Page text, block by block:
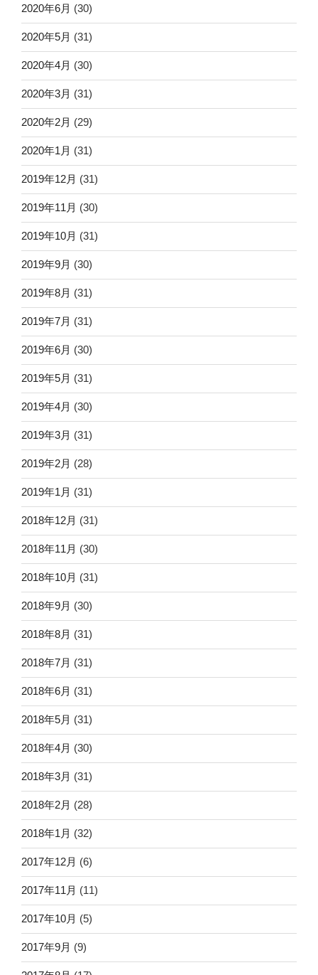
2020年6月 (30)
2020年5月 (31)
2020年4月 (30)
2020年3月 (31)
2020年2月 (29)
2020年1月 (31)
2019年12月 (31)
2019年11月 (30)
2019年10月 (31)
2019年9月 (30)
2019年8月 (31)
2019年7月 (31)
2019年6月 (30)
2019年5月 (31)
2019年4月 (30)
2019年3月 (31)
2019年2月 (28)
2019年1月 (31)
2018年12月 (31)
2018年11月 (30)
2018年10月 (31)
2018年9月 (30)
2018年8月 (31)
2018年7月 (31)
2018年6月 (31)
2018年5月 (31)
2018年4月 (30)
2018年3月 (31)
2018年2月 (28)
2018年1月 (32)
2017年12月 (6)
2017年11月 (11)
2017年10月 (5)
2017年9月 (9)